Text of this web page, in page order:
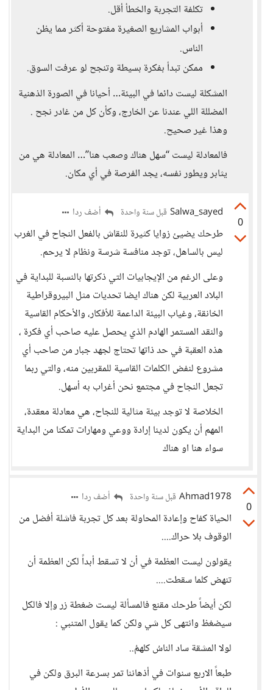
تكلفة التجربة والخطأ أقل.
أبواب المشاريع الصغيرة مفتوحة أكثر مما يظن
الناس.
ممكن تبدأ بفكرة بسيطة وتنجح لو عرفت السوق.
المشكلة ليست دائما في البيئة… أحيانا في الصورة الذهنية
المضللة اللي عندنا عن الخارج، وكأن كل من غادر نجح .
وهذا غير صحيح.
فالمعادلة ليست “سهل هناك وصعب هنا”… المعادلة هي من
يثابر ويطور نفسه، يجد الفرصة في أي مكان.
0
Salwa_sayed قبل سنة واحدة أضف ردا
طرحك يضيئ زوايا كثيرة للنقاش بالفعل النجاح في الغرب
ليس بالساهل، توجد منافسة شرسة ونظام لا يرحم.
وعلى الرغم من الإيجابيات التي ذكرتها بالنسبة للبداية في
البلاد العربية لكن هناك ايضا تحديات مثل البيروقراطية
الخانقة، وغياب البيئة الداعمة للأفكار، والأحكام القاسية
والنقد المستمر الهادم الذي يحصل عليه صاحب أي فكرة ،
هذه العقبة في حد ذاتها تحتاج لجهد جبار من صاحب أي
مشروع لنفض الكلمات القاسية للمقربين منه، والتي ربما
تجعل النجاح في مجتمع نحن أغراب به أسهل.
الخلاصة لا توجد بيئة مثالية للنجاح، هي معادلة معقدة،
المهم أن يكون لدينا إرادة ووعي ومهارات تمكنا من البداية
سواء هنا او هناك
0
Ahmad1978 قبل سنة واحدة أضف ردا
الحياة كفاح وإعادة المحاولة بعد كل تجربة فاشلة أفضل من
الوقوف بلا حراك....
يقولون ليست العظمة في أن لا تسقط أبداً لكن العظمة أن
تنهض كلما سقطت....
لكن أيضاً طرحك مقنع فالمسألة ليست ضغطة زر وإلا فالكل
سيضغظ وانتهى كل شي ولكن كما يقول المتنبي :
لولا المشقة ساد الناسُ كلهمُ..
طبعاً الاربع سنوات في أذهاننا تمر بسرعة البرق ولكن في